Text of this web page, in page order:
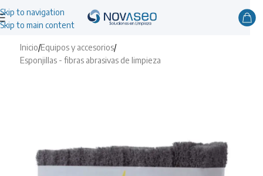
Skip to navigation
Skip to main content
Inicio/Equipos y accesorios/
Esponjillas - fibras abrasivas de limpieza